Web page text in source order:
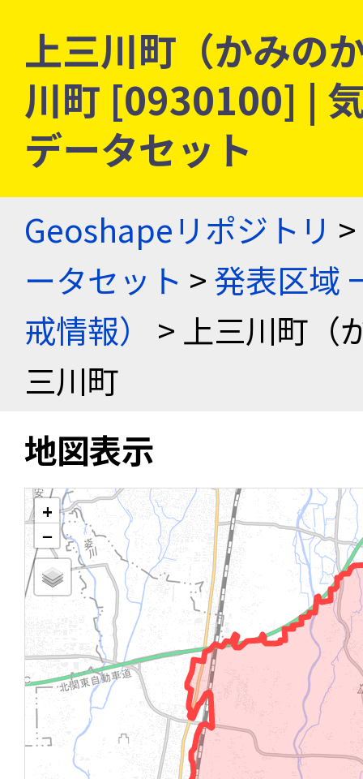
上三川町（かみの
川町 [0930100] |
データセット
Geoshapeリポジトリ >
ータセット >発表区域
戒情報）
> 上三川町（
三川町
地図表示
+
−